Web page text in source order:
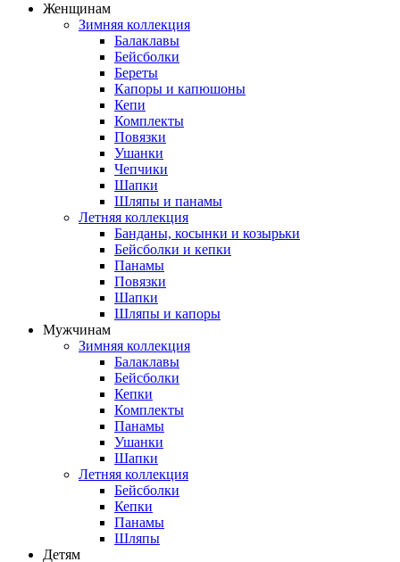
Женщинам
Зимняя коллекция
Балаклавы
Бейсболки
Береты
Капоры и капюшоны
Кепи
Комплекты
Повязки
Ушанки
Чепчики
Шапки
Шляпы и панамы
Летняя коллекция
Банданы, косынки и козырьки
Бейсболки и кепки
Панамы
Повязки
Шапки
Шляпы и капоры
Мужчинам
Зимняя коллекция
Балаклавы
Бейсболки
Кепки
Комплекты
Панамы
Ушанки
Шапки
Летняя коллекция
Бейсболки
Кепки
Панамы
Шляпы
Детям